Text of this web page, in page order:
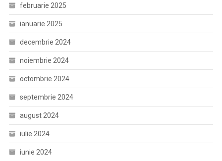
februarie 2025
ianuarie 2025
decembrie 2024
noiembrie 2024
octombrie 2024
septembrie 2024
august 2024
iulie 2024
iunie 2024